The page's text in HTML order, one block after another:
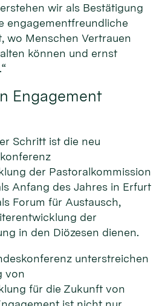
wir als Bestätigung
engagementfreundliche
wo Menschen Vertrauen
können und ernst
Engagement
Schritt ist die neu
der Pastoralkommission
Anfang des Jahres in Erfurt
Forum für Austausch,
der
in den Diözesen dienen.
unterstreichen
von
für die Zukunft von